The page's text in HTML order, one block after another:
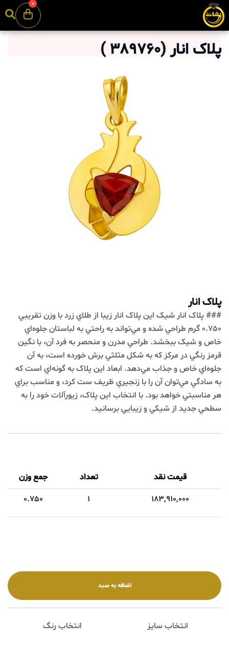
پلاک انار(
389760
)
پلاک انار
### پلاک انار شيک اين پلاک انار زيبا از طلاي زرد با وزن تقريبي
0.750 گرم طراحي شده و مي‌تواند به راحتي به لباستان جلوه‌اي
خاص و شيک ببخشد. طراحي مدرن و منحصر به فرد آن، با نگين
قرمز رنگي در مرکز که به شکل مثلثي برش خورده است، به آن
جلوه‌اي خاص و جذاب مي‌دهد. ابعاد اين پلاک به گونه‌اي است که
به سادگي مي‌توان آن را با زنجيري ظريف ست کرد، و مناسب براي
هر مناسبتي خواهد بود. با انتخاب اين پلاک، زيورآلات خود را به
سطحي جديد از شيکي و زيبايي برسانيد.
قیمت نقد تعداد
جمع وزن
183,910,000
0.750
انتخاب سایز انتخاب رنگ